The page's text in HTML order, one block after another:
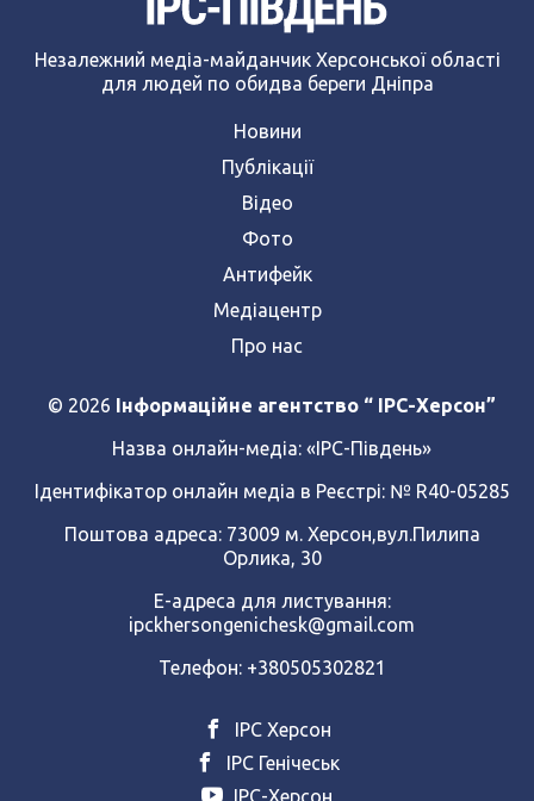
Незалежний медіа-майданчик Херсонської області
для людей по обидва береги Дніпра
Новини
Публікації
Відео
Фото
Антифейк
Медіацентр
Про нас
© 2026 Інформаційне агентство “ IPC-Херсон”
Назва онлайн-медіа: «ІРС-Південь»
Ідентифікатор онлайн медіа в Реєстрі: № R40-05285
Поштова адреса: 73009 м. Херсон,вул.Пилипа
Орлика, 30
Е-адреса для листування:
ipckhersongenichesk@gmail.com
Телефон: +380505302821
ІРС Херсон
ІРС Генічеськ
ІРС-Херсон